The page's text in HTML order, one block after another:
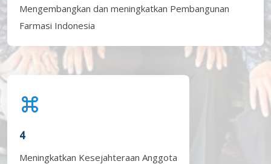
Mengembangkan dan meningkatkan Pembangunan
Farmasi Indonesia
4
Meningkatkan Kesejahteraan Anggota